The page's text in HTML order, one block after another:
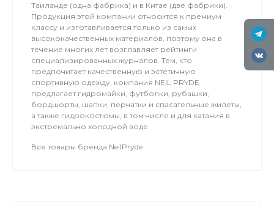
Таиланде (одна фабрика) и в Китае (две фабрики).
Продукция этой компании относится к премиум
классу и изготавливается только из самых
высококачественных материалов, поэтому она в
течение многих лет возглавляет рейтинги
специализированных журналов. Тем, кто
предпочитает качественную и эстетичную
спортивную одежду, компания NEIL PRYDE
предлагает гидромайки, футболки, рубашки,
бордшорты, шапки, перчатки и спасательные жилеты,
а также гидрокостюмы, в том числе и для катания в
экстремально холодной воде.
Все товары бренда NeilPryde